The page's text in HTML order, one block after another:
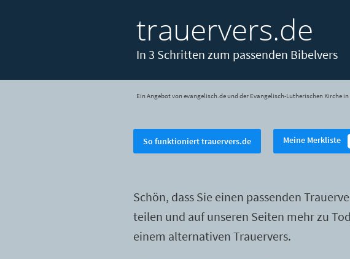
trauervers.de
In 3 Schritten zum passenden Bibelvers
Ein Angebot von evangelisch.de und der Evangelisch-Lutherischen Kirche in
So funktioniert trauervers.de Meine Merkliste
Schön, dass Sie einen passenden
teilen und auf unseren Seiten mehr zu
einem alternativen Trauervers.